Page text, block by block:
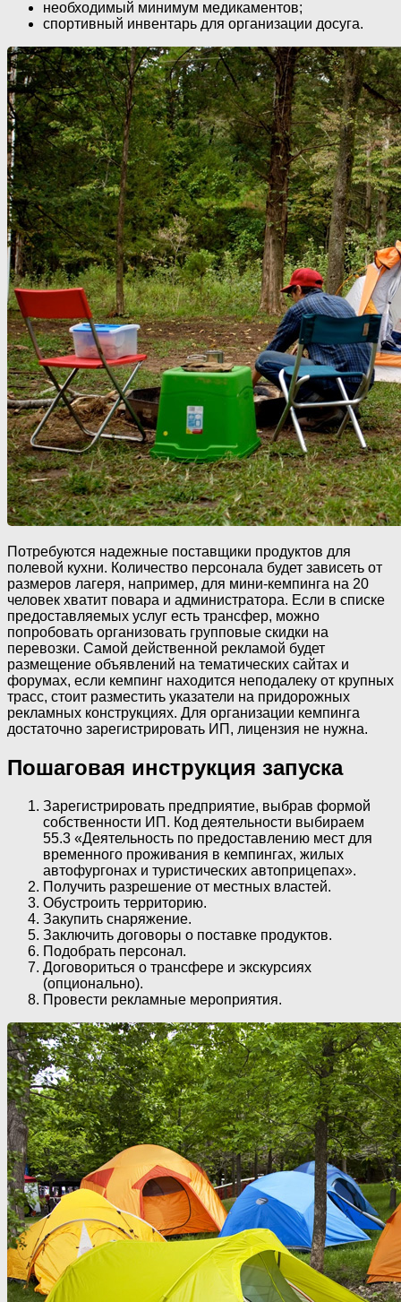
необходимый минимум медикаментов;
спортивный инвентарь для организации досуга.
Потребуются надежные поставщики продуктов для
полевой кухни. Количество персонала будет зависеть от
размеров лагеря, например, для мини-кемпинга на 20
человек хватит повара и администратора. Если в списке
предоставляемых услуг есть трансфер, можно
попробовать организовать групповые скидки на
перевозки. Самой действенной рекламой будет
размещение объявлений на тематических сайтах и
форумах, если кемпинг находится неподалеку от крупных
трасс, стоит разместить указатели на придорожных
рекламных конструкциях. Для организации кемпинга
достаточно зарегистрировать ИП, лицензия не нужна.
Пошаговая инструкция запуска
Зарегистрировать предприятие, выбрав формой
собственности ИП. Код деятельности выбираем
55.3 «Деятельность по предоставлению мест для
временного проживания в кемпингах, жилых
автофургонах и туристических автоприцепах».
Получить разрешение от местных властей.
Обустроить территорию.
Закупить снаряжение.
Заключить договоры о поставке продуктов.
Подобрать персонал.
Договориться о трансфере и экскурсиях
(опционально).
Провести рекламные мероприятия.